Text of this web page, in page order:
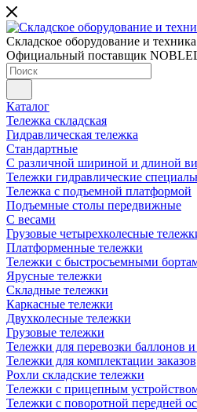
Складское оборудование и
Официальный поставщик
Каталог
Тележка складская
Гидравлическая тележка
Стандартные
С различной шириной и длиной
Тележки гидравлические
Тележка с подъемной платформой
Подъемные столы передвижные
С весами
Грузовые четырехколесные
Платформенные тележки
Тележки с быстросъемными
Ярусные тележки
Складные тележки
Каркасные тележки
Двухколесные тележки
Грузовые тележки
Тележки для перевозки баллонов
Тележки для комплектации заказов
Рохли складские тележки
Тележки с прицепным
Тележки с поворотной передней